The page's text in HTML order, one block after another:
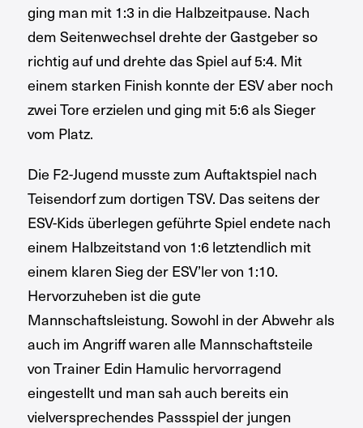
ging man mit 1:3 in die Halbzeitpause. Nach
dem Seitenwechsel drehte der Gastgeber so
richtig auf und drehte das Spiel auf 5:4. Mit
einem starken Finish konnte der ESV aber noch
zwei Tore erzielen und ging mit 5:6 als Sieger
vom Platz.
Die F2-Jugend musste zum Auftaktspiel nach
Teisendorf zum dortigen TSV. Das seitens der
ESV-Kids überlegen geführte Spiel endete nach
einem Halbzeitstand von 1:6 letztendlich mit
einem klaren Sieg der ESV’ler von 1:10.
Hervorzuheben ist die gute
Mannschaftsleistung. Sowohl in der Abwehr als
auch im Angriff waren alle Mannschaftsteile
von Trainer Edin Hamulic hervorragend
eingestellt und man sah auch bereits ein
vielversprechendes Passspiel der jungen